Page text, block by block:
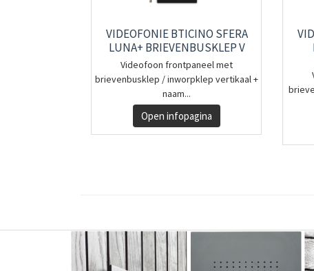
VIDEOFONIE BTICINO SFERA
LUNA+ BRIEVENBUSKLEP V
Videofoon frontpaneel met
brievenbusklep / inworpklep vertikaal +
naam...
Open infopagina